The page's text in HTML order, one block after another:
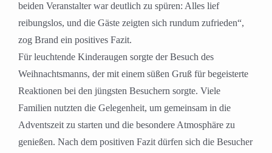
beiden Veranstalter war deutlich zu spüren: Alles lief
reibungslos, und die Gäste zeigten sich rundum zufrieden“,
zog Brand ein positives Fazit.
Für leuchtende Kinderaugen sorgte der Besuch des
Weihnachtsmanns, der mit einem süßen Gruß für begeisterte
Reaktionen bei den jüngsten Besuchern sorgte. Viele
Familien nutzten die Gelegenheit, um gemeinsam in die
Adventszeit zu starten und die besondere Atmosphäre zu
genießen. Nach dem positiven Fazit dürfen sich die Besucher